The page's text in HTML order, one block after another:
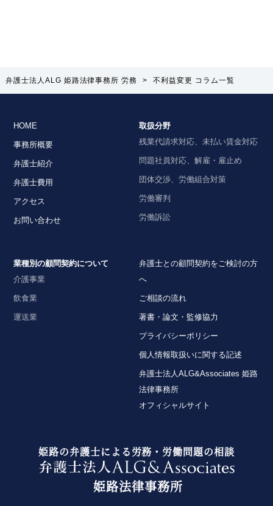
弁護士法人ALG 姫路法律事務所 労務 > 不利益変更 コラム一覧
HOME
事務所概要
弁護士紹介
弁護士費用
アクセス
お問い合わせ
取扱分野
残業代請求対応、未払い賃金対応
問題社員対応、解雇・雇止め
団体交渉、労働組合対策
労働審判
労働訴訟
業種別の顧問契約について
介護事業
飲食業
運送業
弁護士との顧問契約をご検討の方
へ
ご相談の流れ
著書・論文・監修協力
プライバシーポリシー
個人情報取扱いに関する記述
弁護士法人ALG&Associates 姫路
法律事務所
オフィシャルサイト
姫路の弁護士による労務・労働問題の相談
姫路法律事務所